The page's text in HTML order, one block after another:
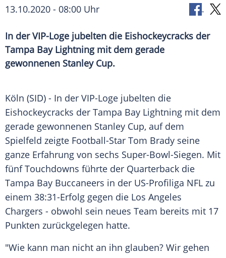
13.10.2020 - 08:00 Uhr
In der VIP-Loge jubelten die Eishockeycracks der
Tampa Bay Lightning mit dem gerade
gewonnenen Stanley Cup.
Köln (SID) - In der VIP-Loge jubelten die
Eishockeycracks der Tampa Bay Lightning mit dem
gerade gewonnenen Stanley Cup, auf dem
Spielfeld zeigte Football-Star Tom Brady seine
ganze Erfahrung von sechs Super-Bowl-Siegen. Mit
fünf Touchdowns führte der Quarterback die
Tampa Bay Buccaneers in der US-Profiliga NFL zu
einem 38:31-Erfolg gegen die Los Angeles
Chargers - obwohl sein neues Team bereits mit 17
Punkten zurückgelegen hatte.
"Wie kann man nicht an ihn glauben? Wir gehen